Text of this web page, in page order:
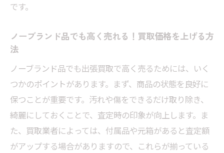
東京都の出張買取でノーブランド品をお得に売
ノーブランド品を高く売るためのタイミン
東京都内でお得に出張買取を利用する方法
出張買取でノーブランド品を売る際の成功
事例
です。
ノーブランド品でも高く売れる！買取価格を上げる方
法
ノーブランド品でも出張買取で高く売るためには、いく
つかのポイントがあります。まず、商品の状態を良好に
保つことが重要です。汚れや傷をできるだけ取り除き、
綺麗にしておくことで、査定時の印象が向上します。ま
た、買取業者によっては、付属品や元箱があると査定額
がアップする場合がありますので、これらが揃っている